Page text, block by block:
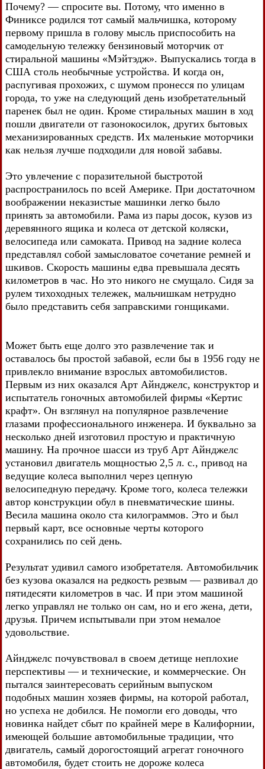
Почему? — спросите вы. Потому, что именно в
Финиксе родился тот самый мальчишка, которому
первому пришла в голову мысль приспособить на
самодельную тележку бензиновый моторчик от
стиральной машины «Мэйтэдж». Выпускались тогда в
США столь необычные устройства. И когда он,
распугивая прохожих, с шумом пронесся по улицам
города, то уже на следующий день изобретательный
паренек был не один. Кроме стиральных машин в ход
пошли двигатели от газонокосилок, других бытовых
механизированных средств. Их маленькие моторчики
как нельзя лучше подходили для новой забавы.
Это увлечение с поразительной быстротой
распространилось по всей Америке. При достаточном
воображении неказистые машинки легко было
принять за автомобили. Рама из пары досок, кузов из
деревянного ящика и колеса от детской коляски,
велосипеда или самоката. Привод на задние колеса
представлял собой замысловатое сочетание ремней и
шкивов. Скорость машины едва превышала десять
километров в час. Но это никого не смущало. Сидя за
рулем тихоходных тележек, мальчишкам нетрудно
было представить себя заправскими гонщиками.
Может быть еще долго это развлечение так и
оставалось бы простой забавой, если бы в 1956 году не
привлекло внимание взрослых автомобилистов.
Первым из них оказался Арт Айнджелс, конструктор и
испытатель гоночных автомобилей фирмы «Кертис
крафт». Он взглянул на популярное развлечение
глазами профессионального инженера. И буквально за
несколько дней изготовил простую и практичную
машину. На прочное шасси из труб Арт Айнджелс
установил двигатель мощностью 2,5 л. с., привод на
ведущие колеса выполнил через цепную
велосипедную передачу. Кроме того, колеса тележки
автор конструкции обул в пневматические шины.
Весила машина около ста килограммов. Это и был
первый карт, все основные черты которого
сохранились по сей день.
Результат удивил самого изобретателя. Автомобильчик
без кузова оказался на редкость резвым — развивал до
пятидесяти километров в час. И при этом машиной
легко управлял не только он сам, но и его жена, дети,
друзья. Причем испытывали при этом немалое
удовольствие.
Айнджелс почувствовал в своем детище неплохие
перспективы — и технические, и коммерческие. Он
пытался заинтересовать серийным выпуском
подобных машин хозяев фирмы, на которой работал,
но успеха не добился. Не помогли его доводы, что
новинка найдет сбыт по крайней мере в Калифорнии,
имеющей большие автомобильные традиции, что
двигатель, самый дорогостоящий агрегат гоночного
автомобиля, будет стоить не дороже колеса